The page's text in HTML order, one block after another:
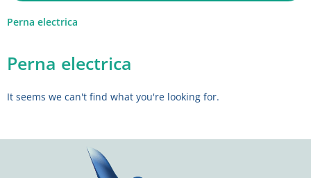
Perna electrica
Perna electrica
It seems we can't find what you're looking for.